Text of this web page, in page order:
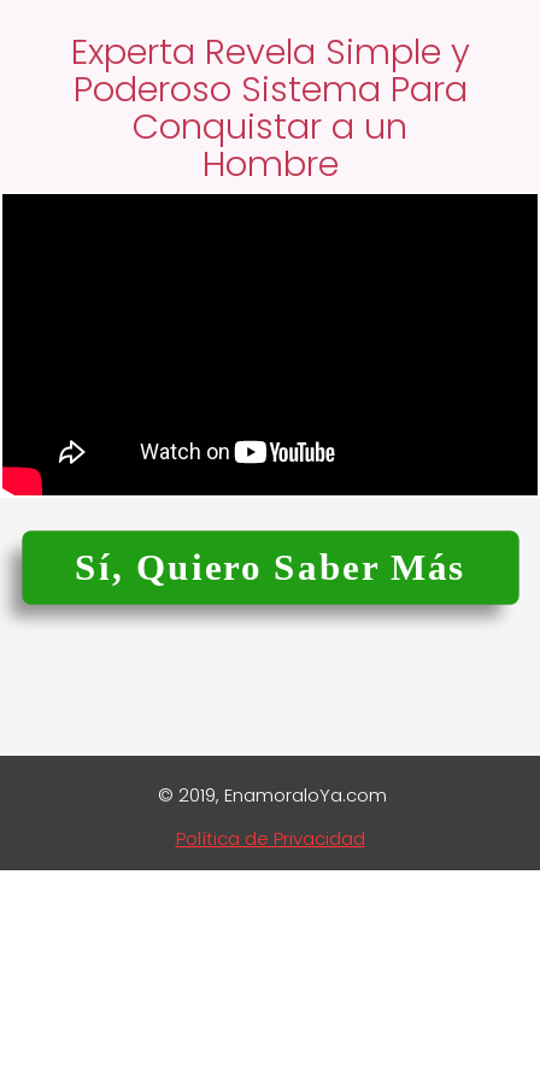
Experta Revela Simple y
Poderoso Sistema Para
Conquistar a un
Hombre
Sí, Quiero Saber Más
© 2019, EnamoraloYa.com
Política de Privacidad